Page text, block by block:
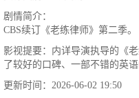
剧情简介：
CBS续订《老练律师》第二季。
影视提要：内详导演执导的《
了较好的口碑、一部不错的英语
更新时间：2026-06-02 19:50